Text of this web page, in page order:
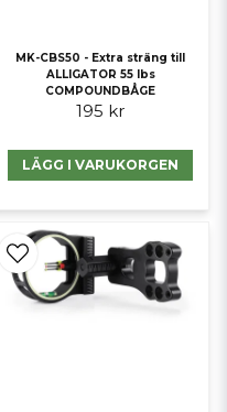
MK-CBS50 - Extra sträng till
ALLIGATOR 55 lbs
COMPOUNDBÅGE
195 kr
LÄGG I VARUKORGEN